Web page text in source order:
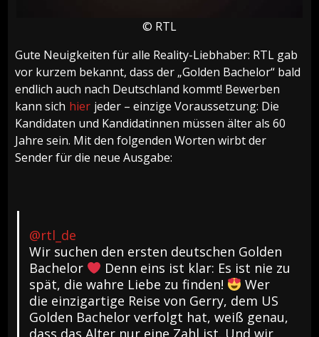
© RTL
Gute Neuigkeiten für alle Reality-Liebhaber: RTL gab
vor kurzem bekannt, dass der „Golden Bachelor“ bald
endlich auch nach Deutschland kommt! Bewerben
kann sich hier jeder – einzige Voraussetzung: Die
Kandidaten und Kandidatinnen müssen älter als 60
Jahre sein. Mit den folgenden Worten wirbt der
Sender für die neue Ausgabe:
@rtl_de
Wir suchen den ersten deutschen Golden
Bachelor
Denn eins ist klar: Es ist nie zu
spät, die wahre Liebe zu finden!
Wer
die einzigartige Reise von Gerry, dem US
Golden Bachelor verfolgt hat, weiß genau,